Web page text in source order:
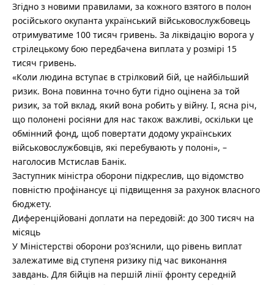
Згідно з новими правилами, за кожного взятого в полон
російського окупанта український військовослужбовець
отримуватиме 100 тисяч гривень. За ліквідацію ворога у
стрілецькому бою передбачена виплата у розмірі 15
тисяч гривень.
«Коли людина вступає в стрілковий бій, це найбільший
ризик. Вона повинна точно бути гідно оцінена за той
ризик, за той вклад, який вона робить у війну. І, ясна річ,
що полонені росіяни для нас також важливі, оскільки це
обмінний фонд, щоб повертати додому українських
військовослужбовців, які перебувають у полоні», –
наголосив Мстислав Банік.
Заступник міністра оборони підкреслив, що відомство
повністю профінансує ці підвищення за рахунок власного
бюджету.
Диференційовані доплати на передовій: до 300 тисяч на
місяць
У Міністерстві оборони роз'яснили, що рівень виплат
залежатиме від ступеня ризику під час виконання
завдань. Для бійців на першій лінії фронту середній